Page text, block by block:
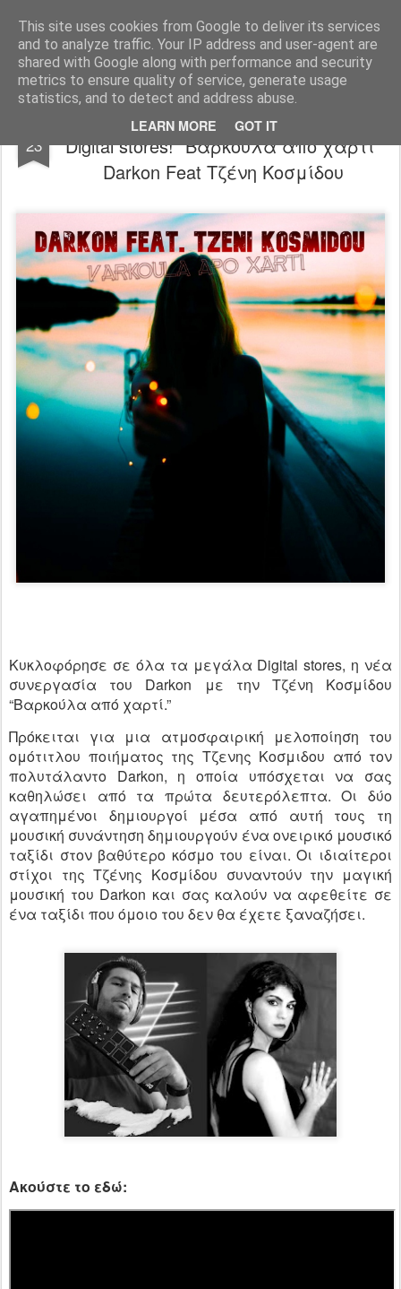
This site uses cookies from Google to deliver its services
and to analyze traffic. Your IP address and user-agent are
shared with Google along with performance and security
metrics to ensure quality of service, generate usage
statistics, and to detect and address abuse.
LEARN MORE GOT IT
"Ερασιτέχνες Άνθρωποι"
Blog Info DreamCity Φιλικά Sites
23
Κυκλοφόρησε σε όλα τα μεγάλα
Digital stores! “Βαρκούλα από χαρτί”
Darkon Feat Τζένη Κοσμίδου
Κυκλοφόρησε σε όλα τα μεγάλα Digital stores, η νέα
συνεργασία του Darkon με την Τζένη Κοσμίδου
“Βαρκούλα από χαρτί.”
Πρόκειται για μια ατμοσφαιρική μελοποίηση του
ομότιτλου ποιήματος της Τζενης Κοσμιδου από τον
πολυτάλαντο Darkon, η οποία υπόσχεται να σας
καθηλώσει από τα πρώτα δευτερόλεπτα. Οι δύο
αγαπημένοι δημιουργοί μέσα από αυτή τους τη
μουσική συνάντηση δημιουργούν ένα ονειρικό μουσικό
ταξίδι στον βαθύτερο κόσμο του είναι. Οι ιδιαίτεροι
στίχοι της Τζένης Κοσμίδου συναντούν την μαγική
μουσική του Darkon και σας καλούν να αφεθείτε σε
ένα ταξίδι που όμοιο του δεν θα έχετε ξαναζήσει.
Ακούστε το εδώ: